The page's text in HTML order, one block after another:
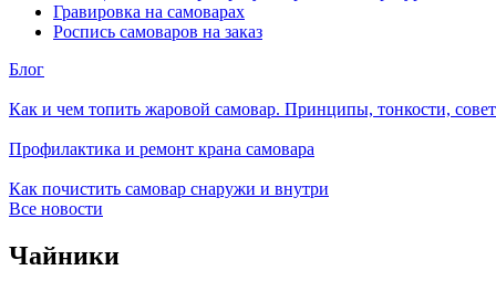
Гравировка на самоварах
Роспись самоваров на заказ
Блог
Как и чем топить жаровой самовар. Принципы, тонкости,
Профилактика и ремонт крана самовара
Как почистить самовар снаружи и внутри
Все новости
Чайники